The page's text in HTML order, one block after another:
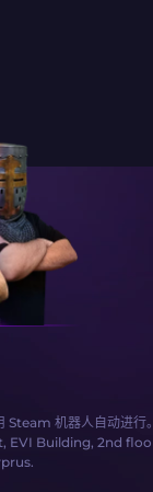
Steam 机器人自动进行
EVI Building, 2nd